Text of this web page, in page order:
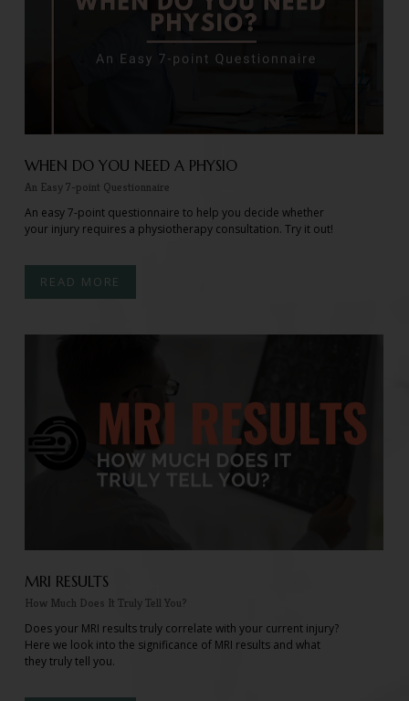
WHEN DO YOU NEED A PHYSIO
An Easy 7-point Questionnaire
An easy 7-point questionnaire to help you decide whether
your injury requires a physiotherapy consultation. Try it out!
READ MORE
MRI RESULTS
How Much Does It Truly Tell You?
Does your MRI results truly correlate with your current injury?
Here we look into the significance of MRI results and what
they truly tell you.